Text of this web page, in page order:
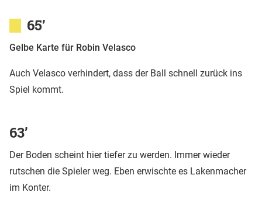
65’
Gelbe Karte für Robin Velasco
Auch Velasco verhindert, dass der Ball schnell zurück ins
Spiel kommt.
63’
Der Boden scheint hier tiefer zu werden. Immer wieder
rutschen die Spieler weg. Eben erwischte es Lakenmacher
im Konter.